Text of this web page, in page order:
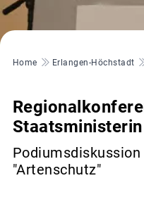
Pfadnavigation
Home Erlangen-Höchstadt
"Artenschutz"